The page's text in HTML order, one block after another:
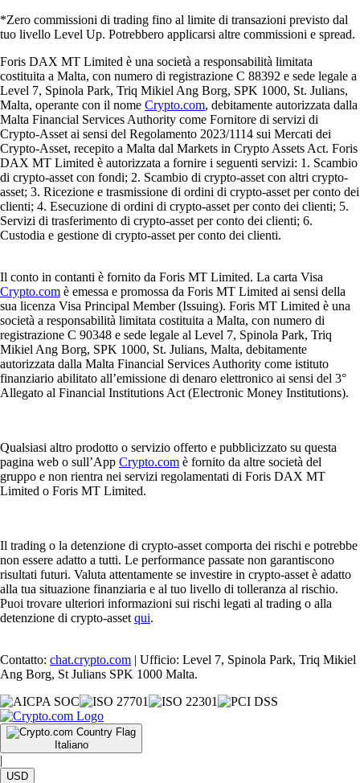
*Zero commissioni di trading fino al limite di transazioni previsto dal
tuo livello Level Up. Potrebbero applicarsi altre commissioni e spread.
Foris DAX MT Limited è una società a responsabilità limitata
costituita a Malta, con numero di registrazione C 88392 e sede legale a
Level 7, Spinola Park, Triq Mikiel Ang Borg, SPK 1000, St. Julians,
Malta, operante con il nome Crypto.com, debitamente autorizzata dalla
Malta Financial Services Authority come Fornitore di servizi di
Crypto-Asset ai sensi del Regolamento 2023/1114 sui Mercati dei
Crypto-Asset, recepito a Malta dal Markets in Crypto Assets Act. Foris
DAX MT Limited è autorizzata a fornire i seguenti servizi: 1. Scambio
di crypto-asset con fondi; 2. Scambio di crypto-asset con altri crypto-
asset; 3. Ricezione e trasmissione di ordini di crypto-asset per conto dei
clienti; 4. Esecuzione di ordini di crypto-asset per conto dei clienti; 5.
Servizi di trasferimento di crypto-asset per conto dei clienti; 6.
Custodia e gestione di crypto-asset per conto dei clienti.
Il conto in contanti è fornito da Foris MT Limited. La carta Visa
Crypto.com è emessa e promossa da Foris MT Limited ai sensi della
sua licenza Visa Principal Member (Issuing). Foris MT Limited è una
società a responsabilità limitata costituita a Malta, con numero di
registrazione C 90348 e sede legale al Level 7, Spinola Park, Triq
Mikiel Ang Borg, SPK 1000, St. Julians, Malta, debitamente
autorizzata dalla Malta Financial Services Authority come istituto
finanziario abilitato all’emissione di denaro elettronico ai sensi del 3°
Allegato al Financial Institutions Act (Electronic Money Institutions).
Qualsiasi altro prodotto o servizio offerto e pubblicizzato su questa
pagina web o sull’App Crypto.com è fornito da altre società del
gruppo e non rientra nei servizi regolamentati di Foris DAX MT
Limited o Foris MT Limited.
Il trading o la detenzione di crypto-asset comporta dei rischi e potrebbe
non essere adatto a tutti. Le performance passate non garantiscono
risultati futuri. Valuta attentamente se investire in crypto-asset è adatto
alla tua situazione finanziaria e al tuo livello di tolleranza al rischio.
Puoi trovare ulteriori informazioni sui rischi legati al trading o alla
detenzione di crypto-asset qui.
Contatto: chat.crypto.com | Ufficio: Level 7, Spinola Park, Triq Mikiel
Ang Borg, St Julians SPK 1000 Malta.
Italiano
|
USD